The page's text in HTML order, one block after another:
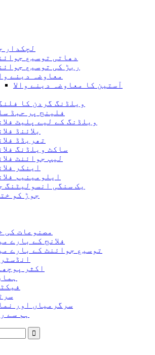
لچکدار
دھاتی توسیع
ربڑ کی توسیع
معاوضہ دینے
آستین کا معاوضہ دینے والا
ویلڈنگ گردن کا
فلینج پر حبڈ
ویلڈنگ کے لیے پلیٹ
بلائنڈ
تھریڈڈ
ساکٹ ویلڈنگ
لیپ جوائنٹ
اینکر
ایلومینیم
یک سنگی انسولیٹنگ
جوڑ کو
مصنوعات کی
فلانج کے بارے
توسیع جوائنٹ کے بارے
اکثر
سرگرمیاں اور
ہم سے